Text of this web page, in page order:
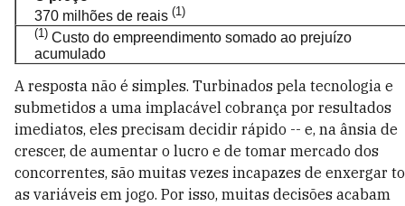
370 milhões de reais (1)
(1) Custo do empreendimento somado ao prejuízo
acumulado
A resposta não é simples. Turbinados pela tecnologia e
submetidos a uma implacável cobrança por resultados
imediatos, eles precisam decidir rápido -- e, na ânsia de
crescer, de aumentar o lucro e de tomar mercado dos
concorrentes, são muitas vezes incapazes de enxergar
as variáveis em jogo. Por isso, muitas decisões acabam